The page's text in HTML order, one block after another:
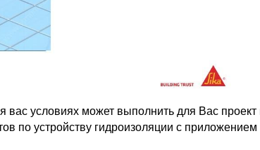
условиях может выполнить для Вас проект
по устройству гидроизоляции с